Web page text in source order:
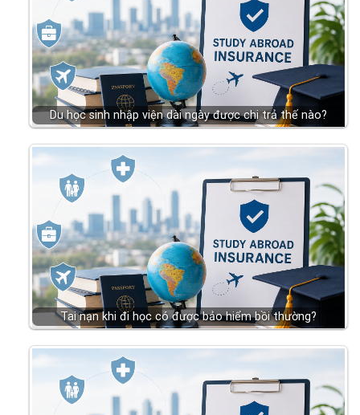
Du học sinh nhập viện dài ngày được chi trả thế nào?
Tai nạn khi đi học có được bảo hiểm bồi thường?